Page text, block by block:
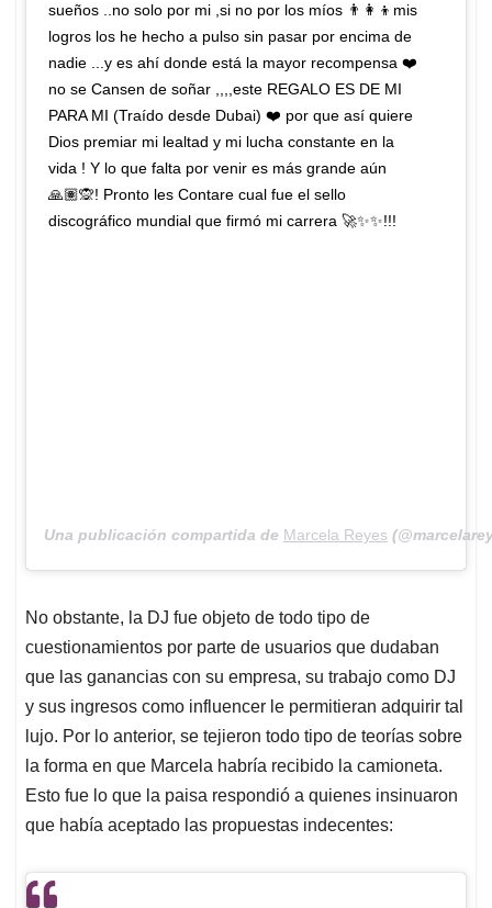
sueños ..no solo por mi ,si no por los míos 👨‍👩‍👦mis
logros los he hecho a pulso sin pasar por encima de
nadie ...y es ahí donde está la mayor recompensa ❤️
no se Cansen de soñar ,,,,este REGALO ES DE MI
PARA MI (Traído desde Dubai) ❤️ por que así quiere
Dios premiar mi lealtad y mi lucha constante en la
vida ! Y lo que falta por venir es más grande aún
🙏🏽🙊! Pronto les Contare cual fue el sello
discográfico mundial que firmó mi carrera 🚀✨✨!!!
Una publicación compartida de Marcela Reyes
No obstante, la DJ fue objeto de todo tipo de
cuestionamientos por parte de usuarios que dudaban
que las ganancias con su empresa, su trabajo como DJ
y sus ingresos como influencer le permitieran adquirir tal
lujo. Por lo anterior, se tejieron todo tipo de teorías sobre
la forma en que Marcela habría recibido la camioneta.
Esto fue lo que la paisa respondió a quienes insinuaron
que había aceptado las propuestas indecentes: